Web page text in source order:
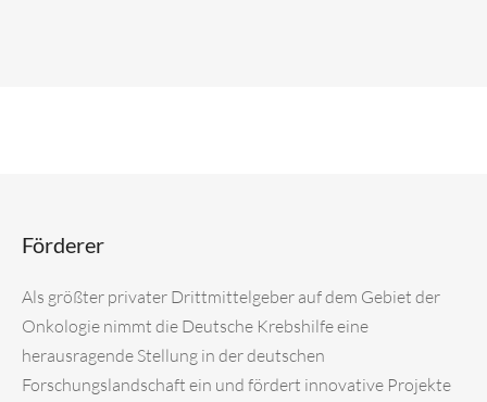
Förderer
Als größter privater Drittmittelgeber auf dem Gebiet der
Onkologie nimmt die Deutsche Krebshilfe eine
herausragende Stellung in der deutschen
Forschungslandschaft ein und fördert innovative Projekte